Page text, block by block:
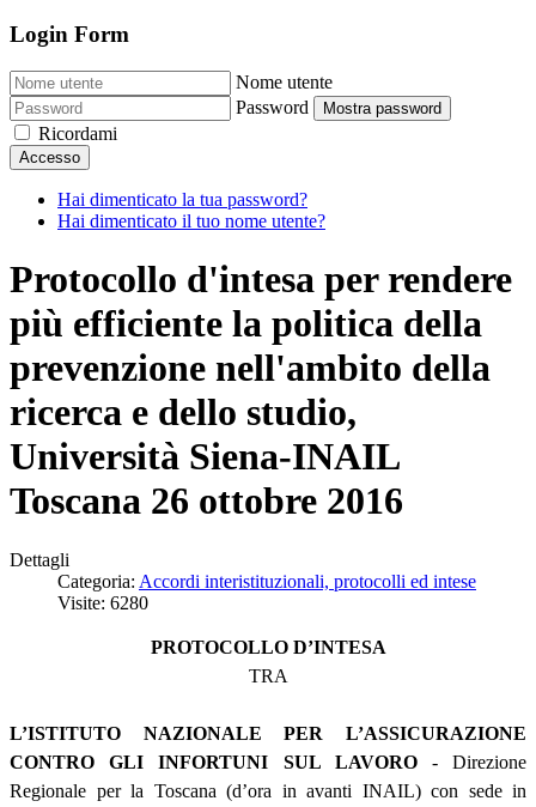
Login Form
Nome utente
Password
Mostra password
Ricordami
Accesso
Hai dimenticato la tua password?
Hai dimenticato il tuo nome utente?
Protocollo d'intesa per rendere
più efficiente la politica della
prevenzione nell'ambito della
ricerca e dello studio,
Università Siena-INAIL
Toscana 26 ottobre 2016
Dettagli
Categoria: Accordi interistituzionali, protocolli ed intese
Visite: 6280
PROTOCOLLO D’INTESA
TRA
L’ISTITUTO NAZIONALE PER L’ASSICURAZIONE
CONTRO GLI INFORTUNI SUL LAVORO- Direzione
Regionale per la Toscana (d’ora in avanti INAIL) con sede in